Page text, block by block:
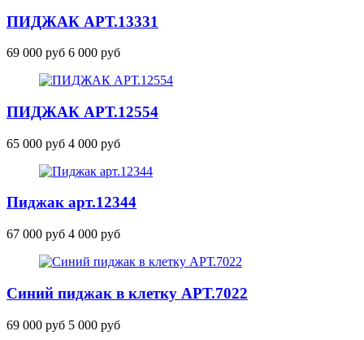
ПИДЖАК АРТ.13331
69 000 руб 6 000 руб
ПИДЖАК АРТ.12554
65 000 руб 4 000 руб
Пиджак арт.12344
67 000 руб 4 000 руб
Cиний пиджак в клетку АРТ.7022
69 000 руб 5 000 руб